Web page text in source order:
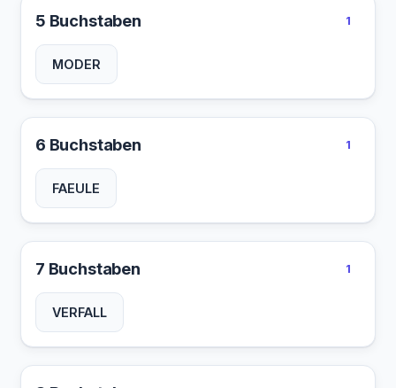
5 Buchstaben 1
MODER
6 Buchstaben 1
FAEULE
7 Buchstaben 1
VERFALL